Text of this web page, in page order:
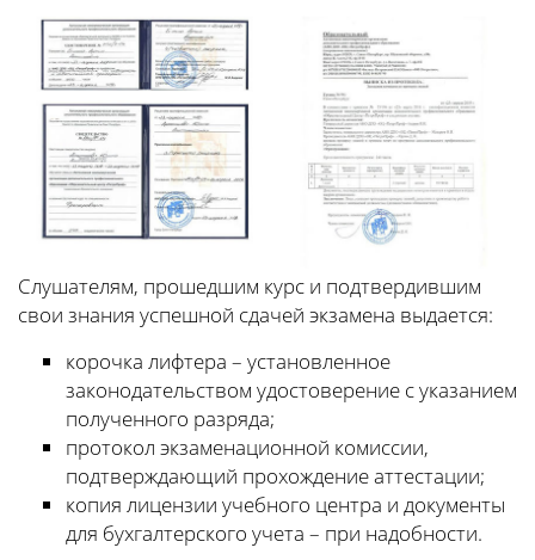
Слушателям, прошедшим курс и подтвердившим
свои знания успешной сдачей экзамена выдается:
корочка лифтера – установленное
законодательством удостоверение с указанием
полученного разряда;
протокол экзаменационной комиссии,
подтверждающий прохождение аттестации;
копия лицензии учебного центра и документы
для бухгалтерского учета – при надобности.